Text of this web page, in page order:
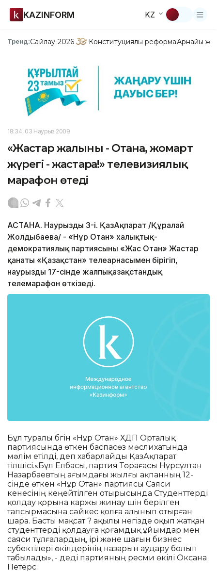
KAZINFORM KZ
Тренд:Сайлау-2026 Конституциялық реформаАрнайы
18:34, 03 Наурыз 2009
«Жастар жалыны - Отанға, жомарт
жүрегі - жастарға!» телевизиялық
марафон өтеді
АСТАНА. Наурыздың 3-і. ҚазАқпарат /Құралай
Жолдыбаева/ - «Нұр Отан» халықтық-
демократиялық партиясының «Жас Отан» Жастар
қанаты «Қазақстан» телеарнасымен бірігіп,
наурыздың 17-сінде жалпықазақстандық
телемарафон өткізеді.
Бұл туралы бүгін «Нұр Отан» ХДП Орталық
партиясында өткен баспасөз мәслихатында
мәлім етілді, деп хабарлайды ҚазАқпарат
тілшісі.«Бұл Елбасы, партия Төрағасы Нұрсұлтан
Назарбаевтың ағымдағы жылғы ақпанның 12-
сінде өткен «Нұр Отан» партиясы Саяси
кенесінің кеңейтілген отырысында Студенттерді
қолдау қорына каржы жинау үшін берілген
тапсырмасына сәйкес қолға алынып отырған
шара. Басты мақсат ? ақылы негізде оқып жатқан
студенттерді қолдауға қоғамдық ұйымдар мен
саяси тұлғалардың, ірі және шағын бизнес
субектілері өкілдерінің назарын аудару болып
табылады», - деді партияның ресми өкілі Оксана
Петерс.